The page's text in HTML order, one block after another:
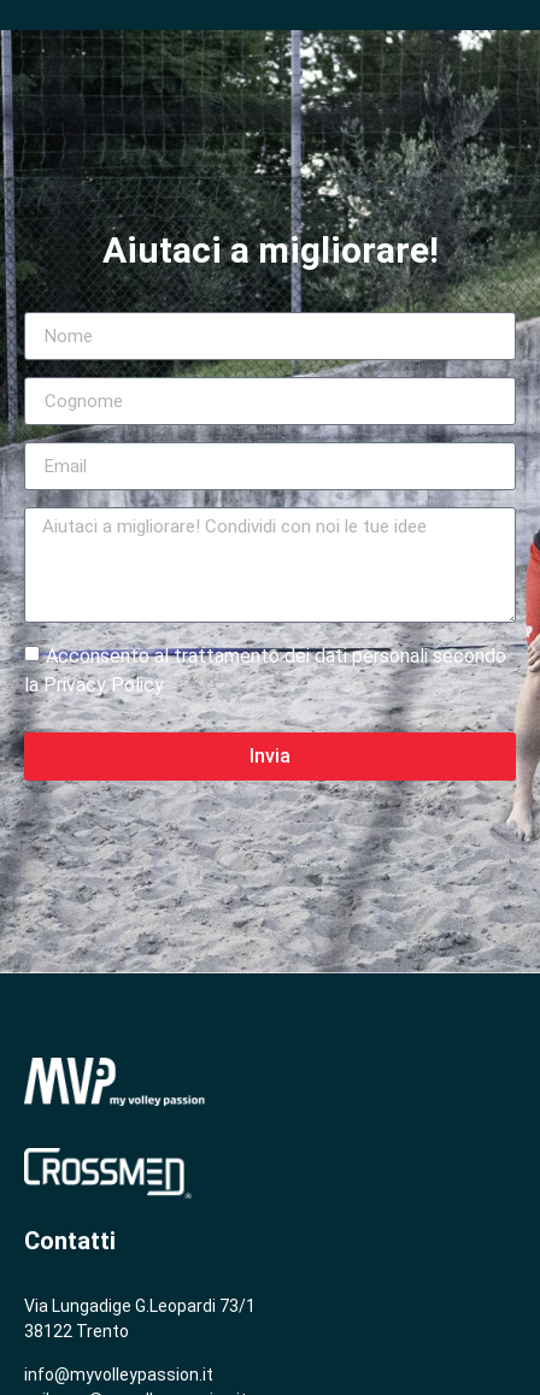
Aiutaci a migliorare!
Acconsento al trattamento dei dati personali secondo
la Privacy Policy
Invia
Contatti
Via Lungadige G.Leopardi 73/1
38122 Trento
info@myvolleypassion.it